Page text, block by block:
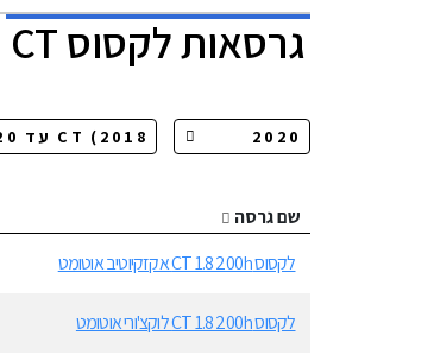
גרסאותלקסוס CT
שם גרסה
לקסוס CT 1.8 200h אקזקיוטיב אוטומט
לקסוס CT 1.8 200h לוקצ'ורי אוטומט